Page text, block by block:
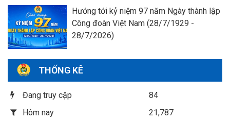
Hướng tới kỷ niệm 97 năm Ngày thành lập
Công đoàn Việt Nam (28/7/1929 -
28/7/2026)
THỐNG KÊ
Đang truy cập
84
Hôm nay
21,787